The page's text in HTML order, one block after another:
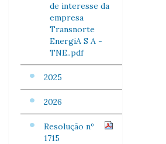
de interesse da
empresa
Transnorte
EnergiA S A -
TNE..pdf
2025
2026
Resolução nº
1715